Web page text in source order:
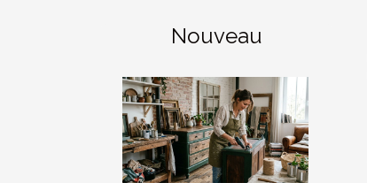
Nouveau